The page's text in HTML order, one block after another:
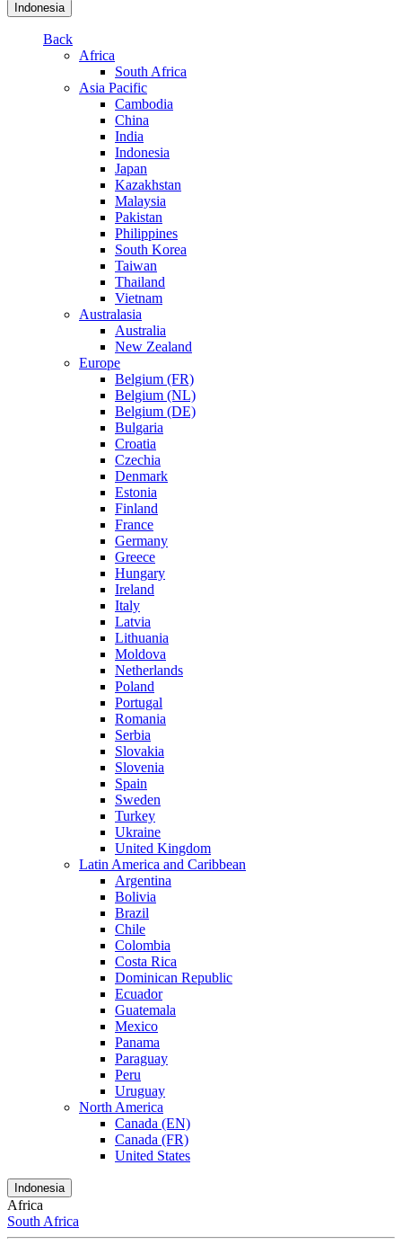
Indonesia
Back
Africa
South Africa
Asia Pacific
Cambodia
China
India
Indonesia
Japan
Kazakhstan
Malaysia
Pakistan
Philippines
South Korea
Taiwan
Thailand
Vietnam
Australasia
Australia
New Zealand
Europe
Belgium (FR)
Belgium (NL)
Belgium (DE)
Bulgaria
Croatia
Czechia
Denmark
Estonia
Finland
France
Germany
Greece
Hungary
Ireland
Italy
Latvia
Lithuania
Moldova
Netherlands
Poland
Portugal
Romania
Serbia
Slovakia
Slovenia
Spain
Sweden
Turkey
Ukraine
United Kingdom
Latin America and Caribbean
Argentina
Bolivia
Brazil
Chile
Colombia
Costa Rica
Dominican Republic
Ecuador
Guatemala
Mexico
Panama
Paraguay
Peru
Uruguay
North America
Canada (EN)
Canada (FR)
United States
Indonesia
Africa
South Africa